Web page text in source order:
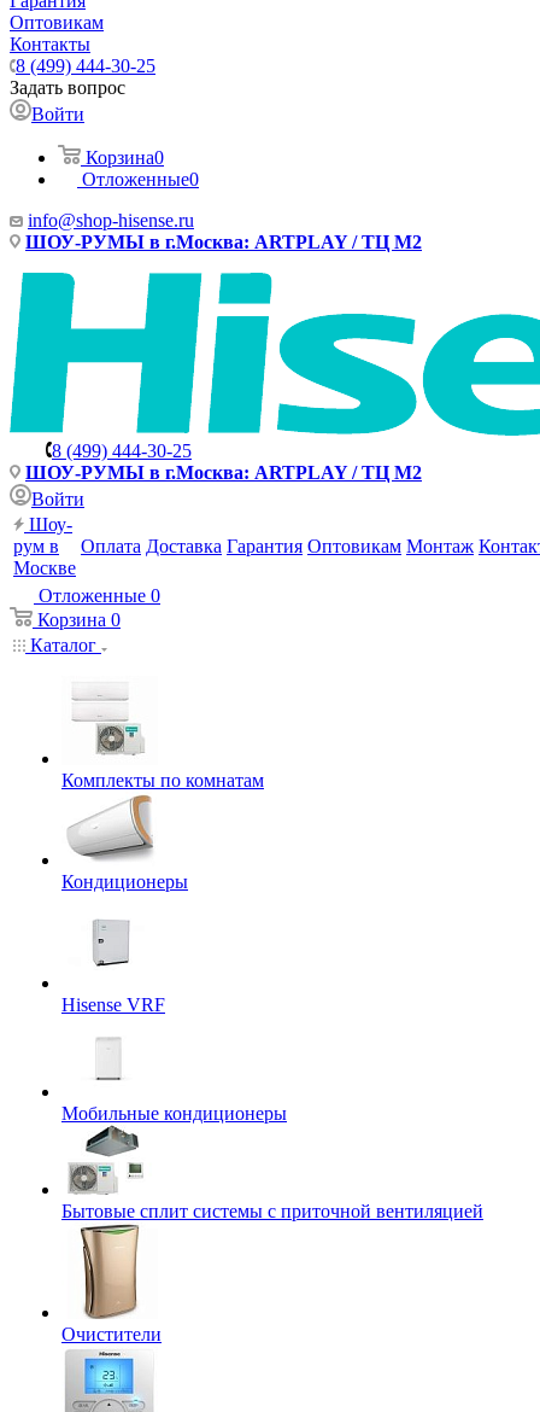
Оптовикам
Контакты
8 (499) 444-30-25
Задать вопрос
Войти
Корзина0
Отложенные0
info@shop-hisense.ru
ШОУ-РУМЫ в г.Москва: ARTPLAY / ТЦ М2
8 (499) 444-30-25
ШОУ-РУМЫ в г.Москва: ARTPLAY / ТЦ М2
Войти
Шоу-
рум в
Москве
Оплата Доставка Гарантия Оптовикам Монтаж
Отложенные 0
Корзина 0
Каталог
Комплекты по комнатам
Кондиционеры
Hisense VRF
Мобильные кондиционеры
Бытовые сплит системы с приточной вентиляцией
Очистители